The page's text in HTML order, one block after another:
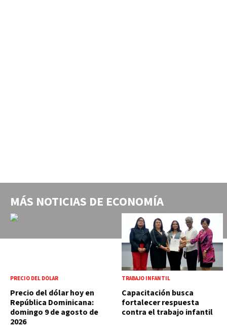
MÁS NOTICIAS DE ECONOMÍA
PRECIO DEL DÓLAR
Precio del dólar hoy en
República Dominicana:
domingo 9 de agosto de
2026
TRABAJO INFANTIL
Capacitación busca
fortalecer respuesta
contra el trabajo infantil